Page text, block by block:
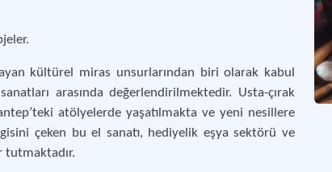
kültürel miras unsurlarından biri olarak kabul
arasında değerlendirilmektedir. Usta-çırak
atölyelerde yaşatılmakta ve yeni nesillere
çeken bu el sanatı, hediyelik eşya sektörü ve
tutmaktadır.